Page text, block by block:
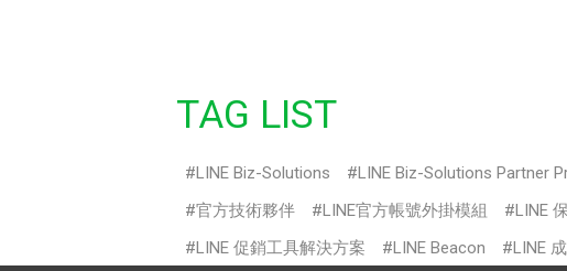
TAG LIST
LINE Biz-Solutions LINE Biz-Solutions Partner
官方技術夥伴
LINE官方帳號外掛模組 LINE
LINE 促銷工具解決方案
LINE Beacon LINE